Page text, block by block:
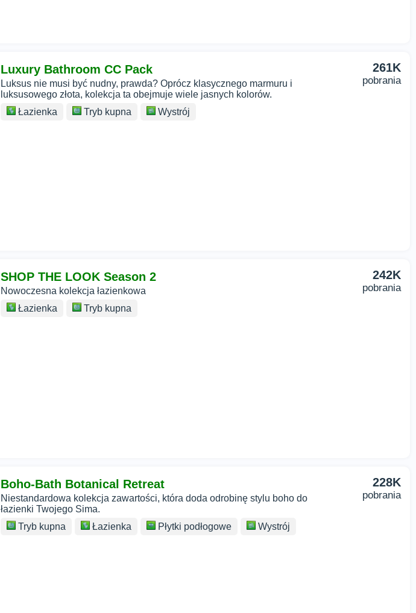
Luxury Bathroom CC Pack
Luksus nie musi być nudny, prawda? Oprócz klasycznego marmuru i
luksusowego złota, kolekcja ta obejmuje wiele jasnych kolorów.
Łazienka
Tryb kupna Wystrój
261K
pobrania
SHOP THE LOOK Season 2
Nowoczesna kolekcja łazienkowa
Łazienka
Tryb kupna
242K
pobrania
Boho-Bath Botanical Retreat
Niestandardowa kolekcja zawartości, która doda odrobinę stylu boho do
łazienki Twojego Sima.
Tryb kupna
Łazienka Płytki podłogowe Wystrój
228K
pobrania